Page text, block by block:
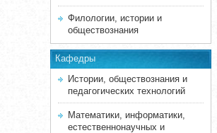
Филологии, истории и
обществознания
Кафедры
Истории, обществознания и
педагогических технологий
Математики, информатики,
естественнонаучных и